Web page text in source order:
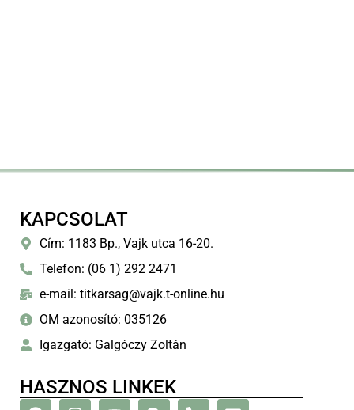
KAPCSOLAT
Cím: 1183 Bp., Vajk utca 16-20.
Telefon: (06 1) 292 2471
e-mail: titkarsag@vajk.t-online.hu
OM azonosító: 035126
Igazgató: Galgóczy Zoltán
HASZNOS LINKEK